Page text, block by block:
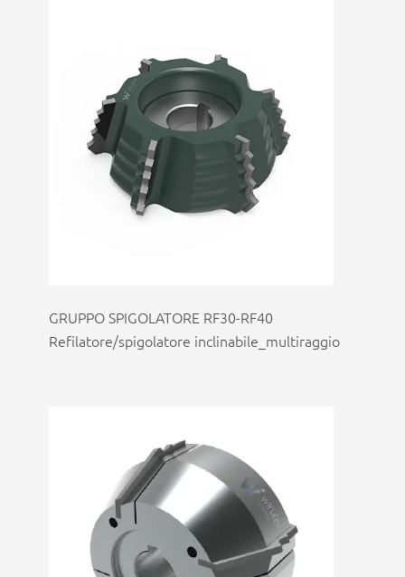
GRUPPO SPIGOLATORE RF30-RF40
Refilatore/spigolatore inclinabile_multiraggio